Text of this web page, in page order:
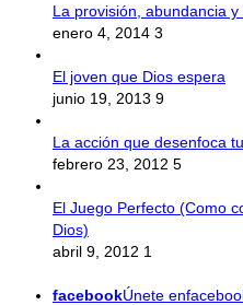
La provisión, abundancia y
enero 4, 2014 3
El joven que Dios espera
junio 19, 2013 9
La acción que desenfoca
febrero 23, 2012 5
El Juego Perfecto (Como
Dios)
abril 9, 2012 1
facebookÚnete